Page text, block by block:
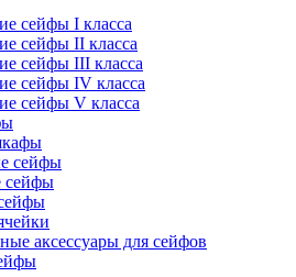
сейфы I класса
сейфы II класса
сейфы III класса
сейфы IV класса
сейфы V класса
сейфы
сейфы
аксессуары для сейфов